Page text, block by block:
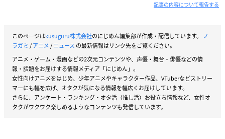
記事の内容について報告する
このページはkusuguru株式会社のにじめん編集部が作成・配信しています。 ノ
ラガミ /アニメ/ニュース の最新情報はリンク先をご覧ください。
アニメ・ゲーム・漫画などの2次元コンテンツや、声優・舞台・俳優などの情
報・話題をお届けする情報メディア「にじめん」。
女性向けアニメをはじめ、少年アニメやキャラクター作品、VTuberなどストリー
マーにも幅を広げ、オタクが気になる情報を幅広くお届けしています。
さらに、アンケート・ランキング・オタ活（推し活）お役立ち情報など、女性オ
タクがワクワク楽しめるようなコンテンツも発信しています。